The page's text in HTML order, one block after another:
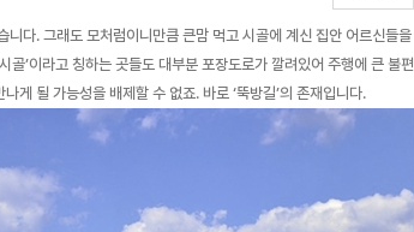
니다. 그래도 모처럼이니만큼 큰맘 먹고 시골에 계신 집안 어르신들을
골’이라고 칭하는 곳들도 대부분 포장도로가 깔려있어 주행에 큰 불편
게 될 가능성을 배제할 수 없죠. 바로 ‘뚝방길’의 존재입니다.